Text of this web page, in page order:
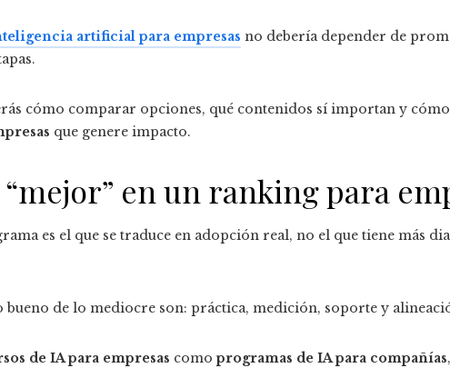
artificial para empresas no debería depender de
cómo comparar opciones, qué contenidos sí importan y
que genere impacto.
en un ranking para
es el que se traduce en adopción real, no el que tiene más
de lo mediocre son: práctica, medición, soporte y
de IA para empresas comoprogramas de IA para compañías